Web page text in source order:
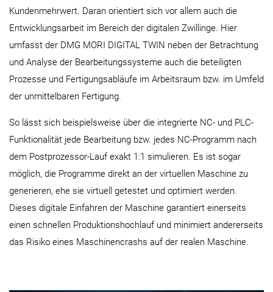
Kundenmehrwert. Daran orientiert sich vor allem auch die
Entwicklungsarbeit im Bereich der digitalen Zwillinge. Hier
umfasst der DMG MORI DIGITAL TWIN neben der Betrachtung
und Analyse der Bearbeitungssysteme auch die beteiligten
Prozesse und Fertigungsabläufe im Arbeitsraum bzw. im Umfeld
der unmittelbaren Fertigung.
So lässt sich beispielsweise über die integrierte NC- und PLC-
Funktionalität jede Bearbeitung bzw. jedes NC-Programm nach
dem Postprozessor-Lauf exakt 1:1 simulieren. Es ist sogar
möglich, die Programme direkt an der virtuellen Maschine zu
generieren, ehe sie virtuell getestet und optimiert werden.
Dieses digitale Einfahren der Maschine garantiert einerseits
einen schnellen Produktionshochlauf und minimiert andererseits
das Risiko eines Maschinencrashs auf der realen Maschine.